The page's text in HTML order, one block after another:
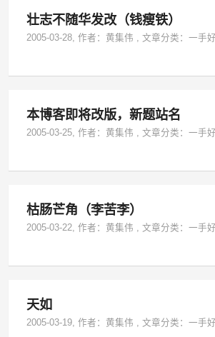
壮志不随华发改（钱瘦铁）
2005-03-28, 作者：黄集伟 ,文章分类：一手
本博客即将改版，新题站名
2005-03-25, 作者：黄集伟 ,文章分类：一手
枯肠芒角（李苦李）
2005-03-22, 作者：黄集伟 ,文章分类：一手
天如
2005-03-19, 作者：黄集伟 ,文章分类：一手